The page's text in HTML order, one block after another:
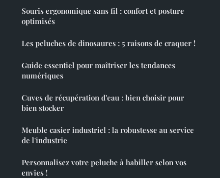
Souris ergonomique sans fil : confort et posture
optimisés
Les peluches de dinosaures : 5 raisons de craquer !
Guide essentiel pour maîtriser les tendances
numériques
Cuves de récupération d'eau : bien choisir pour
bien stocker
Meuble casier industriel : la robustesse au service
de l'industrie
Personnalisez votre peluche à habiller selon vos
envies !